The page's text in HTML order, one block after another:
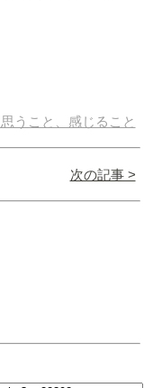
うこと、感じること
次の記事 >